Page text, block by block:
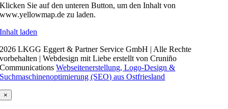
Klicken Sie auf den unteren Button, um den Inhalt von
www.yellowmap.de zu laden.
Inhalt laden
2026 LKGG Eggert & Partner Service GmbH | Alle Rechte
vorbehalten | Webdesign mit Liebe erstellt von Cruniño
CommunicationsWebseitenerstellung, Logo-Design &
Suchmaschinenoptimierung (SEO) aus Ostfriesland
×